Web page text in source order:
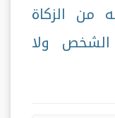
من الزكاة
الشخص ولا